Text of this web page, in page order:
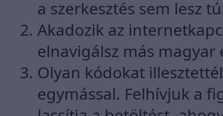
a szerkesztés sem lesz
Akadozik az
elnavigálsz más
Olyan kódokat
egymással. Felhívjuk a